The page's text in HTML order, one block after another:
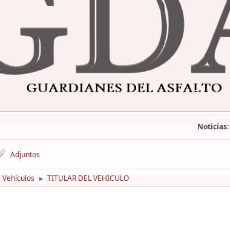
Noticias:
Adjuntos
Vehículos ► TITULAR DEL VEHICULO